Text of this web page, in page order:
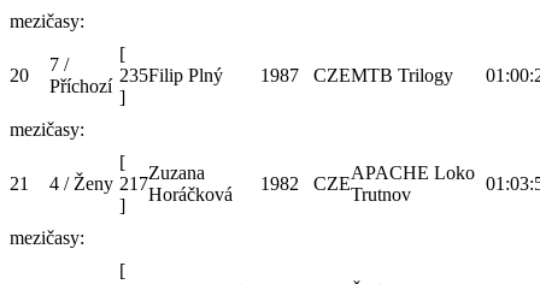
mezičasy:
20
7 /
Příchozí
[
235
]
Filip Plný 1987 CZEMTB Trilogy
mezičasy:
21 4 / Ženy
[
217
]
Zuzana
Horáčková
1982 CZE
APACHE Loko
Trutnov
mezičasy:
[